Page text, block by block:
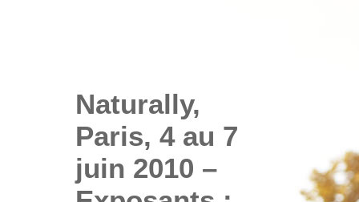
Naturally,
Paris, 4 au 7
juin 2010 –